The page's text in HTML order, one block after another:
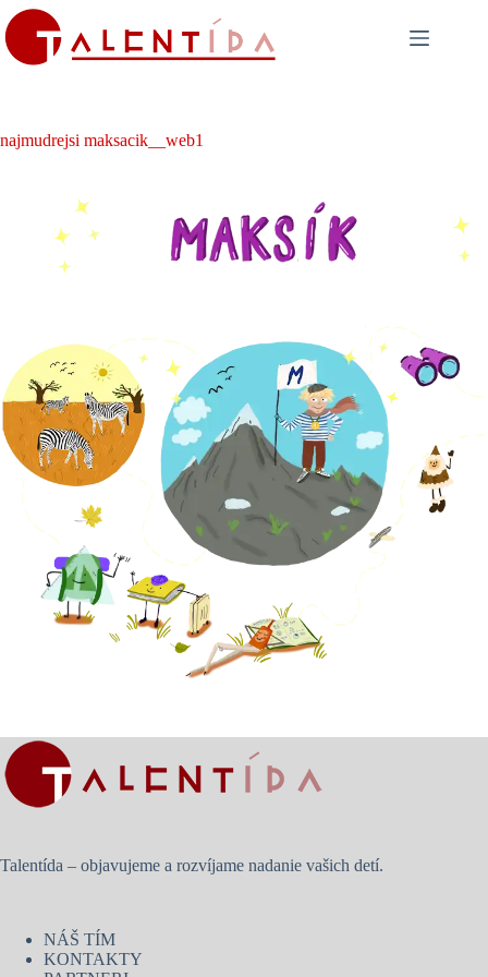
Skip
to
content
najmudrejsi maksacik__web1
Talentída – objavujeme a rozvíjame nadanie vašich detí.
NÁŠ TÍM
KONTAKTY